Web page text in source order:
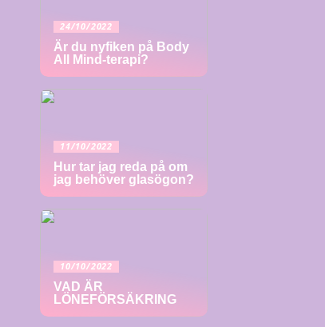
24/10/2022
Är du nyfiken på Body
All Mind-terapi?
11/10/2022
Hur tar jag reda på om
jag behöver glasögon?
10/10/2022
VAD ÄR
LÖNEFÖRSÄKRING